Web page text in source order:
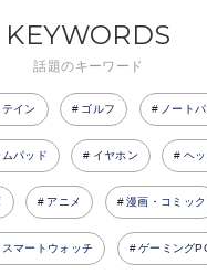
KEYWORDS
話題のキーワード
イン ゴルフ ノート
パッド イヤホン ヘ
アニメ 漫画・コミック
スマートウォッチ ゲーミング